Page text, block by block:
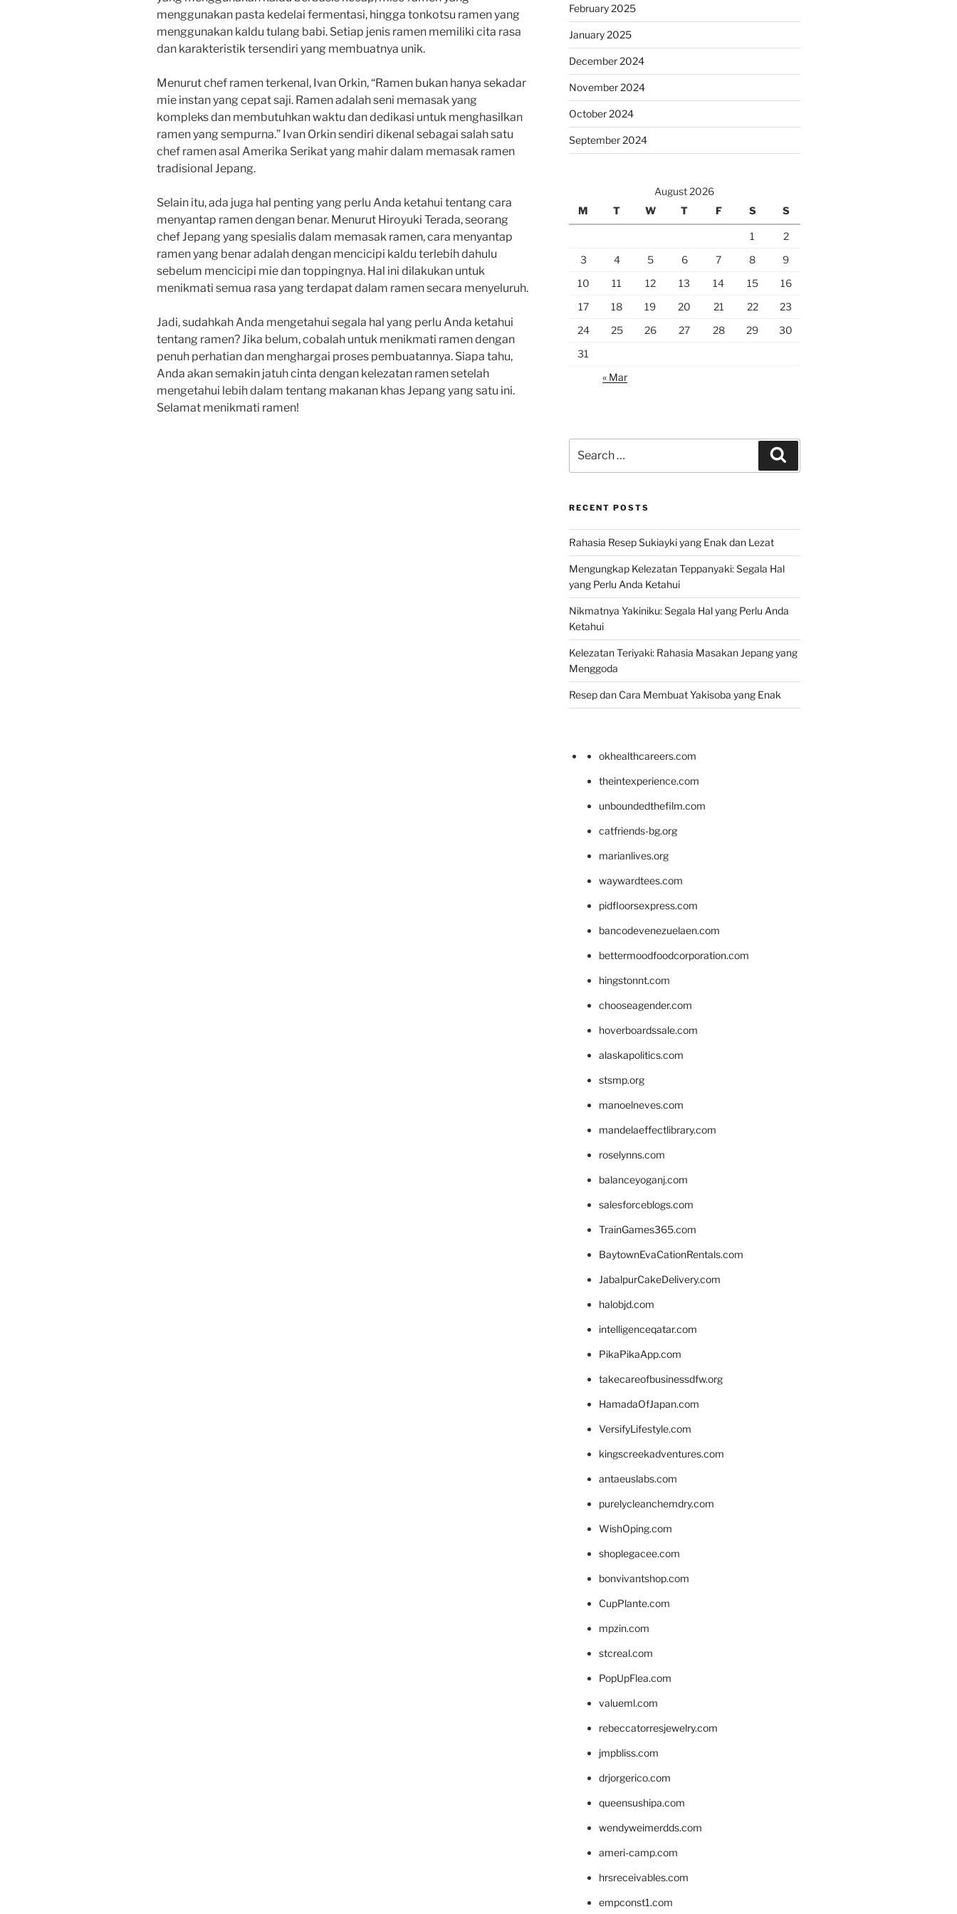
menggunakan pasta kedelai fermentasi, hingga tonkotsu ramen yang
menggunakan kaldu tulang babi. Setiap jenis ramen memiliki cita rasa
dan karakteristik tersendiri yang membuatnya unik.
Menurut chef ramen terkenal, Ivan Orkin, “Ramen bukan hanya sekadar
mie instan yang cepat saji. Ramen adalah seni memasak yang
kompleks dan membutuhkan waktu dan dedikasi untuk menghasilkan
ramen yang sempurna.” Ivan Orkin sendiri dikenal sebagai salah satu
chef ramen asal Amerika Serikat yang mahir dalam memasak ramen
tradisional Jepang.
Selain itu, ada juga hal penting yang perlu Anda ketahui tentang cara
menyantap ramen dengan benar. Menurut Hiroyuki Terada, seorang
chef Jepang yang spesialis dalam memasak ramen, cara menyantap
ramen yang benar adalah dengan mencicipi kaldu terlebih dahulu
sebelum mencicipi mie dan toppingnya. Hal ini dilakukan untuk
menikmati semua rasa yang terdapat dalam ramen secara menyeluruh.
Jadi, sudahkah Anda mengetahui segala hal yang perlu Anda ketahui
tentang ramen? Jika belum, cobalah untuk menikmati ramen dengan
penuh perhatian dan menghargai proses pembuatannya. Siapa tahu,
Anda akan semakin jatuh cinta dengan kelezatan ramen setelah
mengetahui lebih dalam tentang makanan khas Jepang yang satu ini.
Selamat menikmati ramen!
February 2025
January 2025
December 2024
November 2024
October 2024
September 2024
August 2026
M
T W T F S S
1
2
3
4 5 6 7 8
9
10
11 12 13 14 15
16
17
18 19 20 21 22
23
24
25 26 27 28 29
30
31
« Mar
for:
RECENT POSTS
Rahasia Resep Sukiayki yang Enak dan Lezat
Mengungkap Kelezatan Teppanyaki: Segala Hal
yang Perlu Anda Ketahui
Nikmatnya Yakiniku: Segala Hal yang Perlu Anda
Ketahui
Kelezatan Teriyaki: Rahasia Masakan Jepang yang
Menggoda
Resep dan Cara Membuat Yakisoba yang Enak
okhealthcareers.com
theintexperience.com
unboundedthefilm.com
catfriends-bg.org
marianlives.org
waywardtees.com
pidfloorsexpress.com
bancodevenezuelaen.com
bettermoodfoodcorporation.com
hingstonnt.com
chooseagender.com
hoverboardssale.com
alaskapolitics.com
stsmp.org
manoelneves.com
mandelaeffectlibrary.com
roselynns.com
balanceyoganj.com
salesforceblogs.com
TrainGames365.com
BaytownEvaCationRentals.com
JabalpurCakeDelivery.com
halobjd.com
intelligenceqatar.com
PikaPikaApp.com
takecareofbusinessdfw.org
HamadaOfJapan.com
VersifyLifestyle.com
kingscreekadventures.com
antaeuslabs.com
purelycleanchemdry.com
WishOping.com
shoplegacee.com
bonvivantshop.com
CupPlante.com
mpzin.com
stcreal.com
PopUpFlea.com
valueml.com
rebeccatorresjewelry.com
jmpbliss.com
drjorgerico.com
queensushipa.com
wendyweimerdds.com
ameri-camp.com
hrsreceivables.com
empconst1.com